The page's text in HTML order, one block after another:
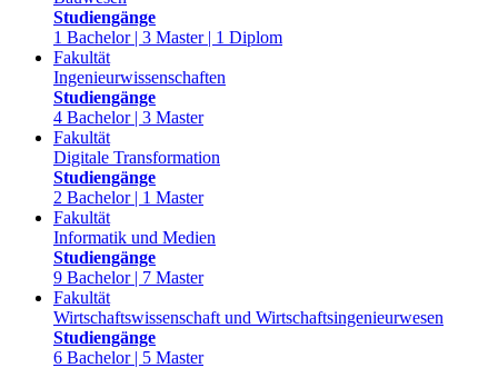
Studiengänge
1 Bachelor | 3 Master | 1 Diplom
Fakultät
Ingenieurwissenschaften
Studiengänge
4 Bachelor | 3 Master
Fakultät
Digitale Transformation
Studiengänge
2 Bachelor | 1 Master
Fakultät
Informatik und Medien
Studiengänge
9 Bachelor | 7 Master
Fakultät
Wirtschaftswissenschaft und Wirtschaftsingenieurwesen
Studiengänge
6 Bachelor | 5 Master